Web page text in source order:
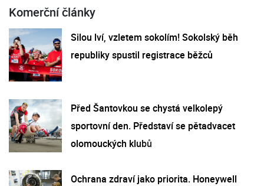
Komerční články
Silou lví, vzletem sokolím! Sokolský běh
republiky spustil registrace běžců
Před Šantovkou se chystá velkolepý
sportovní den. Představí se pětadvacet
olomouckých klubů
Ochrana zdraví jako priorita. Honeywell